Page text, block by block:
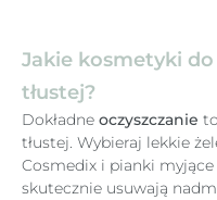
Jakie kosmetyki
tłustej?
Dokładne oczyszczanie
tłustej. Wybieraj lekkie
Cosmedix i pianki myjące
skutecznie usuwają